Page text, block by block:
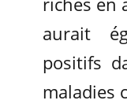
aurait
positifs
maladies